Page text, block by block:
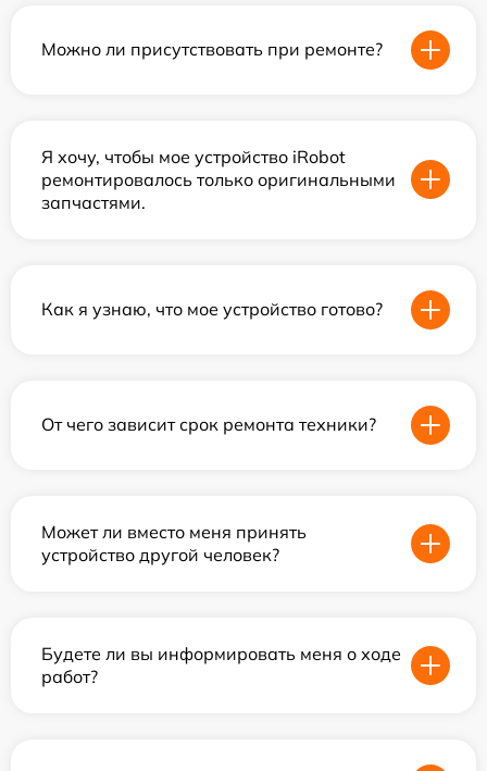
Можно ли присутствовать при ремонте?
Я хочу, чтобы мое устройство iRobot
ремонтировалось только оригинальными
запчастями.
Как я узнаю, что мое устройство готово?
От чего зависит срок ремонта техники?
Может ли вместо меня принять
устройство другой человек?
Будете ли вы информировать меня о ходе
работ?